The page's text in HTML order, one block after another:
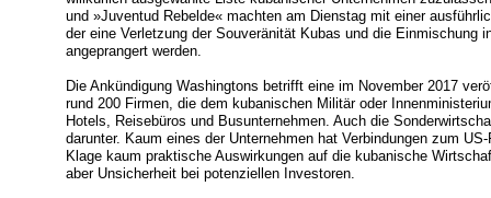
und »Juventud Rebelde« machten am Dienstag mit einer
der eine Verletzung der Souveränität Kubas und die Einmischung
angeprangert werden.
Die Ankündigung Washingtons betrifft eine im November 2017
rund 200 Firmen, die dem kubanischen Militär oder
Hotels, Reisebüros und Busunternehmen. Auch die
darunter. Kaum eines der Unternehmen hat Verbindungen zum
Klage kaum praktische Auswirkungen auf die kubanische
aber Unsicherheit bei potenziellen Investoren.